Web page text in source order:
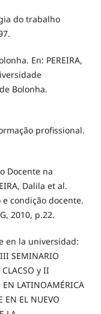
do trabalho
En: PEREIRA,
Bolonha.
profissional.
Docente na
Dalila et al.
e condição docente.
2010, p.22.
en la universidad:
SEMINARIO
y II
EN LATINOAMÉRICA
EN EL NUEVO